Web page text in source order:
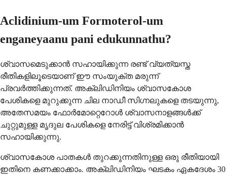
Aclidinium-um Formoterol-um
enganeyaanu pani edukunnathu?
ശ്വാസമെടുക്കാൻ സഹായിക്കുന്ന രണ്ട് വ്യത്യസ്ത
രീതികളിലൂടെയാണ് ഈ സംയുക്ത മരുന്ന്
പ്രവർത്തിക്കുന്നത്. അക്ലിഡിനിയം ശ്വാസകോശ
പേശികളെ മുറുക്കുന്ന ചില നാഡീ സിഗ്നലുകളെ തടയുന്നു,
അതേസമയം ഫോർമോറ്റെറോൾ ശ്വാസനാളങ്ങൾക്ക്
ചുറ്റുമുള്ള മൃദുല പേശികളെ നേരിട്ട് വിശ്രമിക്കാൻ
സഹായിക്കുന്നു.
ശ്വാസകോശ പാതകൾ തുറക്കുന്നതിനുള്ള ഒരു രീതിയായി
ഇതിനെ കണക്കാക്കാം. അക്ലിഡിനിയം ഘടകം ഏകദേശം 30